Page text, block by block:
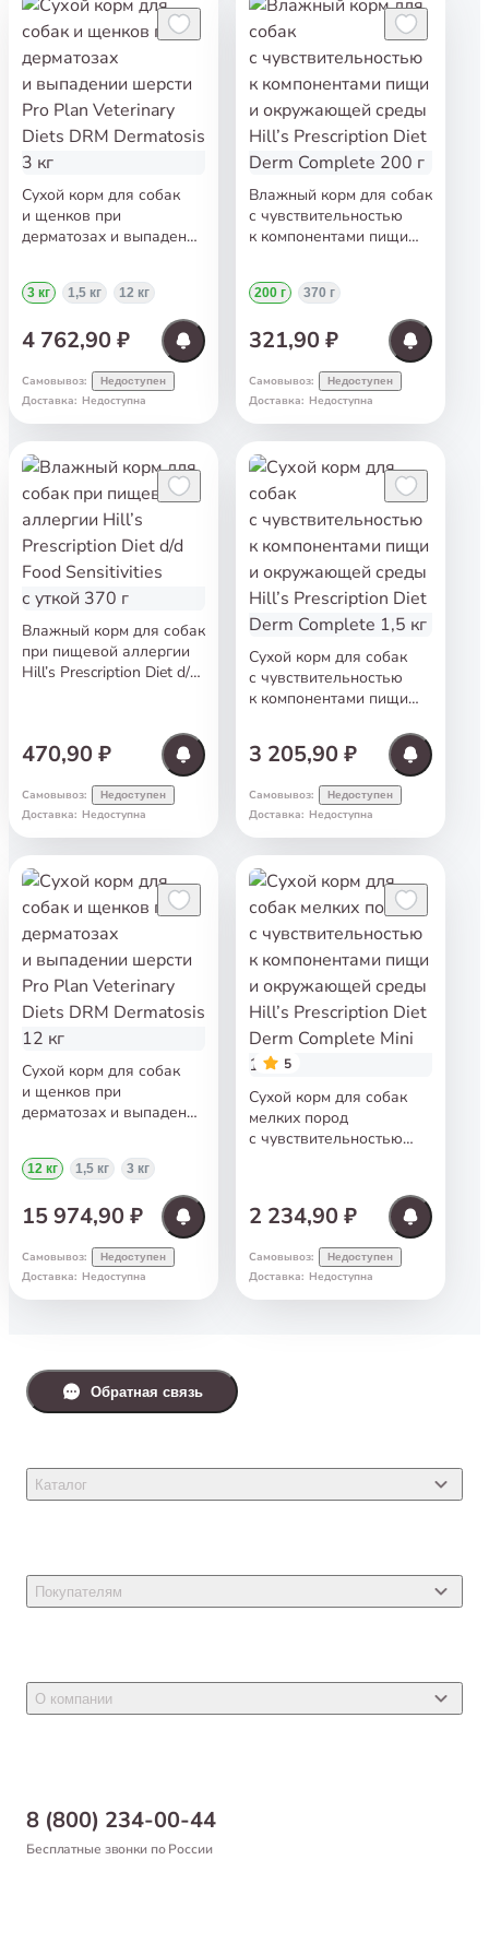
Сухой корм для собак
и щенков при
дерматозах и выпадении
Veterinary Diets DRM
Dermatosis 3 кг
3 кг 1,5 кг 12 кг
4 762,90 ₽
Самовывоз: Недоступен
Доставка: Недоступна
Влажный корм для собак
с чувствительностью
к компонентами пищи
Hill’s Prescription Diet
Derm Complete 200 г
200 г 370 г
321,90 ₽
Самовывоз: Недоступен
Доставка: Недоступна
Влажный корм для собак
при пищевой аллергии
Hill’s Prescription Diet d/d
470,90 ₽
Самовывоз: Недоступен
Доставка: Недоступна
Сухой корм для собак
с чувствительностью
к компонентами пищи
Hill’s Prescription Diet
Derm Complete 1,5 кг
3 205,90 ₽
Самовывоз: Недоступен
Доставка: Недоступна
Сухой корм для собак
и щенков при
дерматозах и выпадении
Veterinary Diets DRM
Dermatosis 12 кг
12 кг 1,5 кг 3 кг
15 974,90 ₽
Самовывоз: Недоступен
Доставка: Недоступна
5
Сухой корм для собак
мелких пород
с чувствительностью
Hill’s Prescription Diet
Derm Complete Mini 1 кг
2 234,90 ₽
Самовывоз: Недоступен
Доставка: Недоступна
8 (800) 234-00-44
Бесплатные звонки по России
Каталог
Товары для собак
Товары для птиц
Покупателям
Новости
Самовывоз
Оформление заказа
О компании
Благотворительный фонд
Обратная связь